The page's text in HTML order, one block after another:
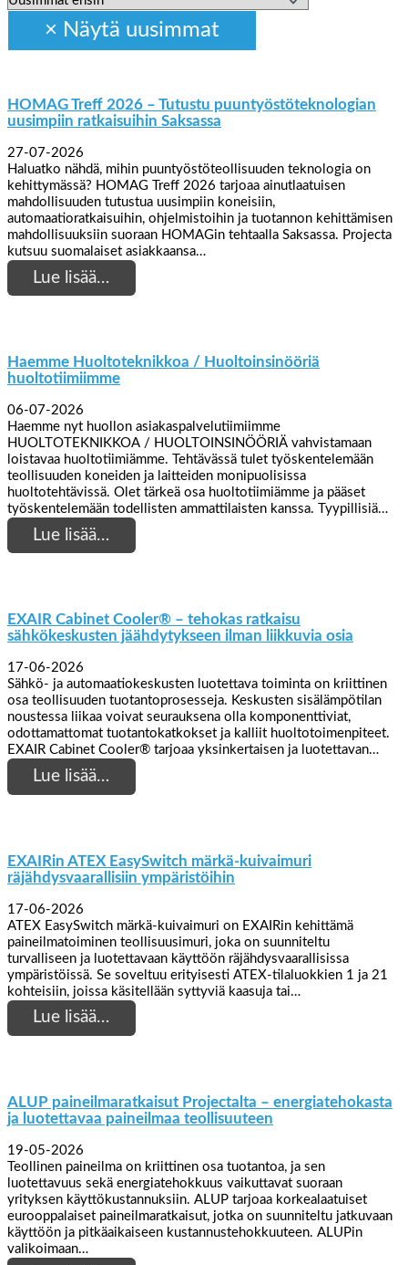
HOMAG Treff 2026 – Tutustu puuntyöstöteknologian
uusimpiin ratkaisuihin Saksassa
27-07-2026
Haluatko nähdä, mihin puuntyöstöteollisuuden teknologia on
kehittymässä? HOMAG Treff 2026 tarjoaa ainutlaatuisen
mahdollisuuden tutustua uusimpiin koneisiin,
automaatioratkaisuihin, ohjelmistoihin ja tuotannon kehittämisen
mahdollisuuksiin suoraan HOMAGin tehtaalla Saksassa. Projecta
kutsuu suomalaiset asiakkaansa…
Lue lisää…
Haemme Huoltoteknikkoa / Huoltoinsinööriä
huoltotiimiimme
06-07-2026
Haemme nyt huollon asiakaspalvelutiimiimme
HUOLTOTEKNIKKOA / HUOLTOINSINÖÖRIÄ vahvistamaan
loistavaa huoltotiimiämme. Tehtävässä tulet työskentelemään
teollisuuden koneiden ja laitteiden monipuolisissa
huoltotehtävissä. Olet tärkeä osa huoltotiimiämme ja pääset
työskentelemään todellisten ammattilaisten kanssa. Tyypillisiä…
Lue lisää…
EXAIR Cabinet Cooler® – tehokas ratkaisu
sähkökeskusten jäähdytykseen ilman liikkuvia osia
17-06-2026
Sähkö- ja automaatiokeskusten luotettava toiminta on kriittinen
osa teollisuuden tuotantoprosesseja. Keskusten sisälämpötilan
noustessa liikaa voivat seurauksena olla komponenttiviat,
odottamattomat tuotantokatkokset ja kalliit huoltotoimenpiteet.
EXAIR Cabinet Cooler® tarjoaa yksinkertaisen ja luotettavan…
Lue lisää…
EXAIRin ATEX EasySwitch märkä-kuivaimuri
räjähdysvaarallisiin ympäristöihin
17-06-2026
ATEX EasySwitch märkä-kuivaimuri on EXAIRin kehittämä
paineilmatoiminen teollisuusimuri, joka on suunniteltu
turvalliseen ja luotettavaan käyttöön räjähdysvaarallisissa
ympäristöissä. Se soveltuu erityisesti ATEX-tilaluokkien 1 ja 21
kohteisiin, joissa käsitellään syttyviä kaasuja tai…
Lue lisää…
ALUP paineilmaratkaisut Projectalta – energiatehokasta
ja luotettavaa paineilmaa teollisuuteen
19-05-2026
Teollinen paineilma on kriittinen osa tuotantoa, ja sen
luotettavuus sekä energiatehokkuus vaikuttavat suoraan
yrityksen käyttökustannuksiin. ALUP tarjoaa korkealaatuiset
eurooppalaiset paineilmaratkaisut, jotka on suunniteltu jatkuvaan
käyttöön ja pitkäaikaiseen kustannustehokkuuteen. ALUPin
valikoimaan…